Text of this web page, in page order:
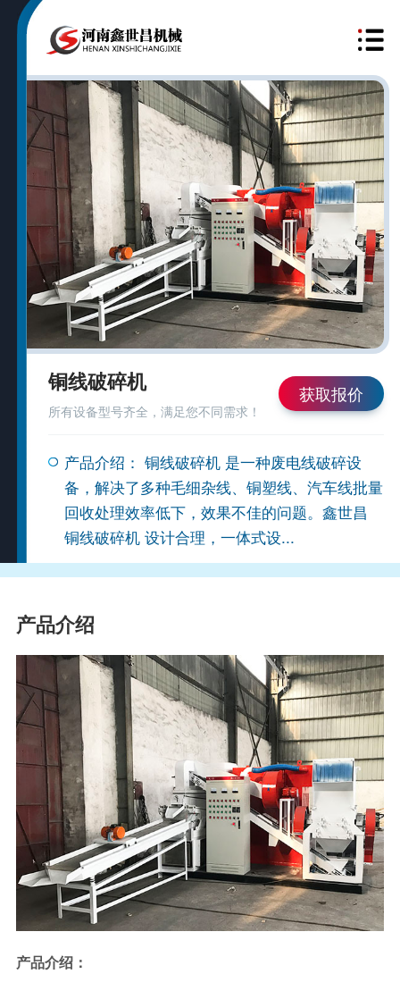
铜线破碎机
所有设备型号齐全，满足您不同需求！
获取报价
产品介绍： 铜线破碎机 是一种废电线破碎设
备，解决了多种毛细杂线、铜塑线、汽车线批量
回收处理效率低下，效果不佳的问题。鑫世昌
铜线破碎机 设计合理，一体式设...
产品介绍
产品介绍：